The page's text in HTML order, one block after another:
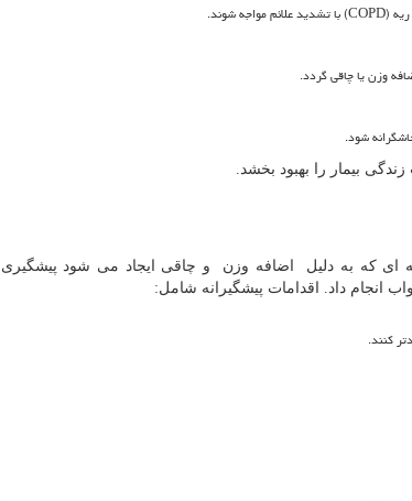
(COPD)با تشدید علائم مواجه شوند.
وزن یا چاقی گردد.
شود.
بیمار را بهبود بخشد.
که به دلیل اضافه وزن و چاقی ایجاد می شود پیشگیری
انجام داد. اقدامات پیشگیرانه شامل:
کنند.